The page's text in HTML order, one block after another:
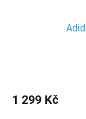
1 299 Kč